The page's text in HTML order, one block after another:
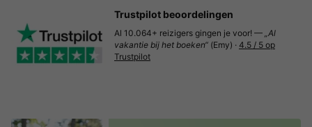
Trustpilot beoordelingen
Al 10.064+ reizigers gingen je voor! — „Al
vakantie bij het boeken“ (Emy) · 4.5 / 5 op
Trustpilot